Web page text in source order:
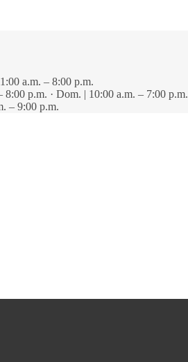
a.m. – 8:00 p.m.
8:00 p.m. · Dom. | 10:00 a.m. – 7:00 p.m.
– 9:00 p.m.